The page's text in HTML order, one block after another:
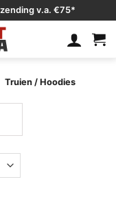
v.a. €75*
Truien / Hoodies